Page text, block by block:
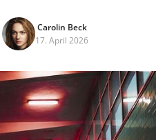
Carolin Beck
17. April 2026